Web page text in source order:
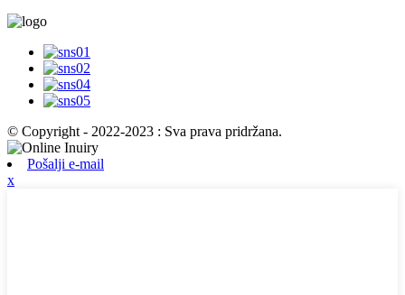
© Copyright - 2022-2023 : Sva prava pridržana.
Pošalji e-mail
x